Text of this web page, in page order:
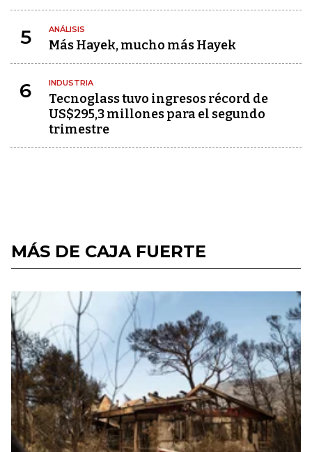
5 ANÁLISIS
Más Hayek, mucho más Hayek
6 INDUSTRIA
Tecnoglass tuvo ingresos récord de
US$295,3 millones para el segundo
trimestre
MÁS DE CAJA FUERTE